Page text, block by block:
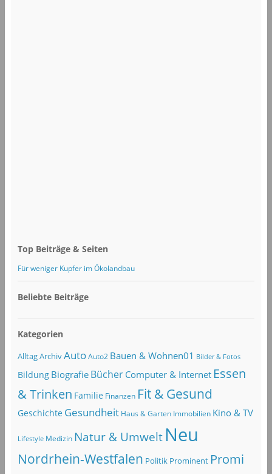
Top Beiträge & Seiten
Für weniger Kupfer im Ökolandbau
Beliebte Beiträge
Kategorien
AlltagArchivAuto Auto2 Bauen & Wohnen01 Bilder & Fotos
Bildung Biografie Bücher Computer & Internet Essen
& Trinken Familie Finanzen Fit & Gesund
Geschichte Gesundheit Haus & Garten Immobilien Kino & TV
Lifestyle Medizin Natur & Umwelt Neu
Nordrhein-Westfalen Politik Prominent Promi